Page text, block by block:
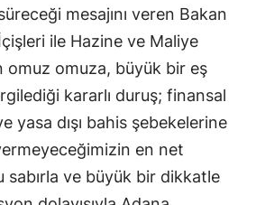
mesajını veren Bakan
ile Hazine ve Maliye
omuz omuza, büyük bir eş
kararlı duruş; finansal
yasa dışı bahis şebekelerine
en net
sabırla ve büyük bir dikkatle